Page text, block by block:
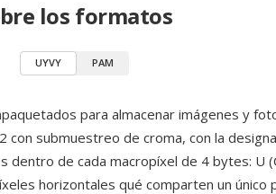
los formatos
UYVY PAM
para almacenar imágenes y
con submuestreo de croma, con la
dentro de cada macropíxel de 4 bytes: U
horizontales qué comparten un único